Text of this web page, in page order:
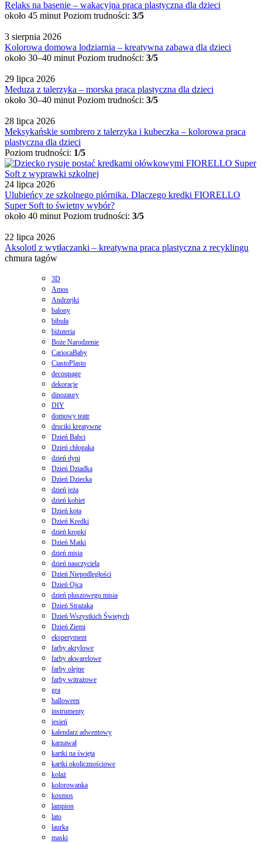
Relaks na basenie – wakacyjna praca plastyczna dla dzieci
około 45 minut Poziom trudności: 3/5
3 sierpnia 2026
Kolorowa domowa lodziarnia – kreatywna zabawa dla dzieci
około 30–40 minut Poziom trudności: 3/5
29 lipca 2026
Meduza z talerzyka – morska praca plastyczna dla dzieci
około 30–40 minut Poziom trudności: 3/5
28 lipca 2026
Meksykańskie sombrero z talerzyka i kubeczka – kolorowa praca
plastyczna dla dzieci
Poziom trudności: 1/5
24 lipca 2026
Ulubieńcy ze szkolnego piórnika. Dlaczego kredki FIORELLO
Super Soft to świetny wybór?
około 40 minut Poziom trudności: 3/5
22 lipca 2026
Aksolotl z wytłaczanki – kreatywna praca plastyczna z recyklingu
chmura tagów
3D
Amos
Andrzejki
balony
bibuła
biżuteria
Boże Narodzenie
CariocaBaby
CiastoPlasto
decoupage
dekoracje
dinozaury
DIY
domowy teatr
druciki kreatywne
Dzień Babci
Dzień chłopaka
dzień dyni
Dzień Dziadka
Dzień Dziecka
dzień jeża
dzień kobiet
Dzień kota
Dzień Kredki
dzień kropki
Dzień Matki
dzień misia
dzień nauczyciela
Dzień Niepodległości
Dzień Ojca
dzień pluszowego misia
Dzień Strażaka
Dzień Wszystkich Świętych
Dzień Ziemi
eksperyment
farby akrylowe
farby akwarelowe
farby olejne
farby witrażowe
gra
halloween
instrumenty
jesień
kalendarz adwentowy
karnawał
kartki na święta
kartki okolicznościowe
kolaż
kolorowanka
kosmos
lampion
lato
laurka
maski